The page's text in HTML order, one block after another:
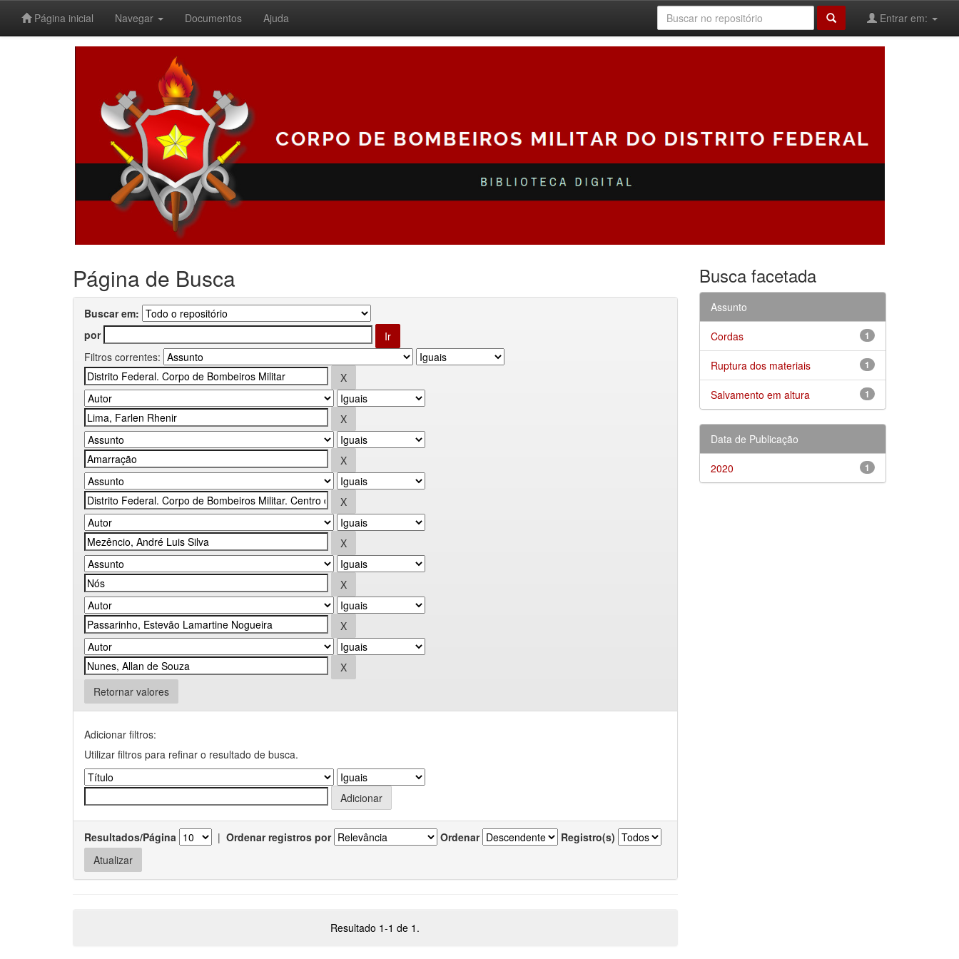
Página inicial Navegar Documentos Ajuda Entrar em:
Página de Busca
Buscar em:
por
Filtros correntes:
Retornar valores
Adicionar filtros:
Utilizar filtros para refinar o resultado de busca.
Resultados/Página | Ordenar registros por Ordenar Registro(s)
Resultado 1-1 de 1.
Busca facetada
Assunto
1
Cordas
1
Ruptura dos materiais
1
Salvamento em altura
Data de Publicação
1
2020